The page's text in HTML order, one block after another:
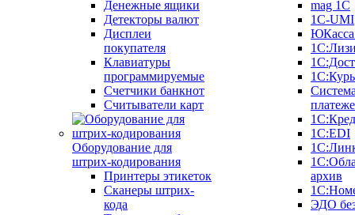
Денежные ящики
Детекторы валют
Дисплеи
покупателя
Клавиатуры
программируемые
Счетчики банкнот
Считыватели карт
Оборудование для
штрих-кодирования
Принтеры этикеток
Сканеры штрих-
кода
mag 1C
1C-UMI
1С:EDI
архив
ЭДО